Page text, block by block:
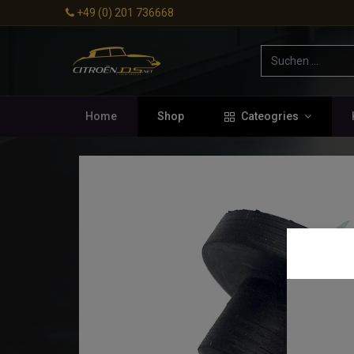
+49 (0) 201 736668
Home Shop Cateogries